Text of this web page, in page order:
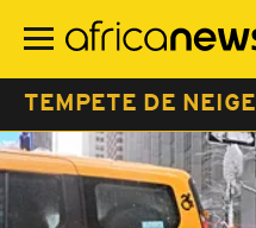
contenu
TEMPETE DE NEIGE